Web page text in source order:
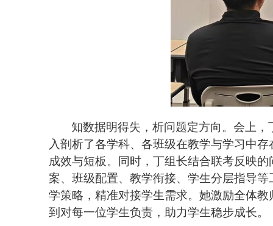
知数据明得失，析问题定方向。会上
入剖析了各学科、各班级在教学与学习中
成效与短板。同时，丁组长结合联考反映
案、班级配置、教学衔接、学生分层指导
学策略，精准对接学生需求。她激励全体
到对每一位学生负责，助力学生稳步成长。